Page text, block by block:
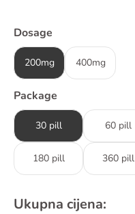
Dosage
200mg 400mg
Package
30 pill 60 pill
180 pill 360 pill
Ukupna cijena: